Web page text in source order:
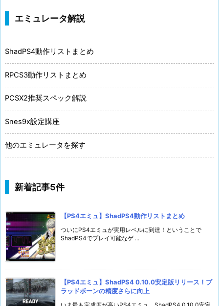
エミュレータ解説
ShadPS4動作リストまとめ
RPCS3動作リストまとめ
PCSX2推奨スペック解説
Snes9x設定講座
他のエミュレータを探す
新着記事5件
【PS4エミュ】ShadPS4動作リストまとめ
ついにPS4エミュが実用レベルに到達！ということで
ShadPS4でプレイ可能なゲ ...
【PS4エミュ】ShadPS4 0.10.0安定版リリース！ブ
ラッドボーンの精度さらに向上